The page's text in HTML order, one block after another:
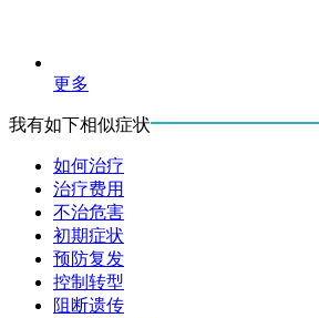
更多
我有如下相似症状
如何治疗
治疗费用
不治危害
初期症状
预防复发
控制转型
阻断遗传